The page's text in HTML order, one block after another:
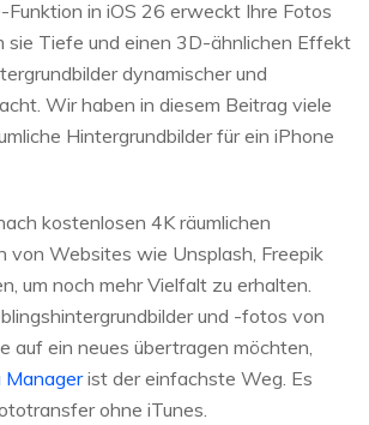
Funktion in iOS 26 erweckt Ihre Fotos
sie Tiefe und einen 3D-ähnlichen Effekt
dynamischer und
Wir haben in diesem Beitrag viele
Hintergrundbilder für ein iPhone
kostenlosen 4K räumlichen
von Websites wie Unsplash, Freepik
um noch mehr Vielfalt zu erhalten.
und -fotos von
auf ein neues übertragen möchten,
Managerist der einfachste Weg. Es
ohne iTunes.